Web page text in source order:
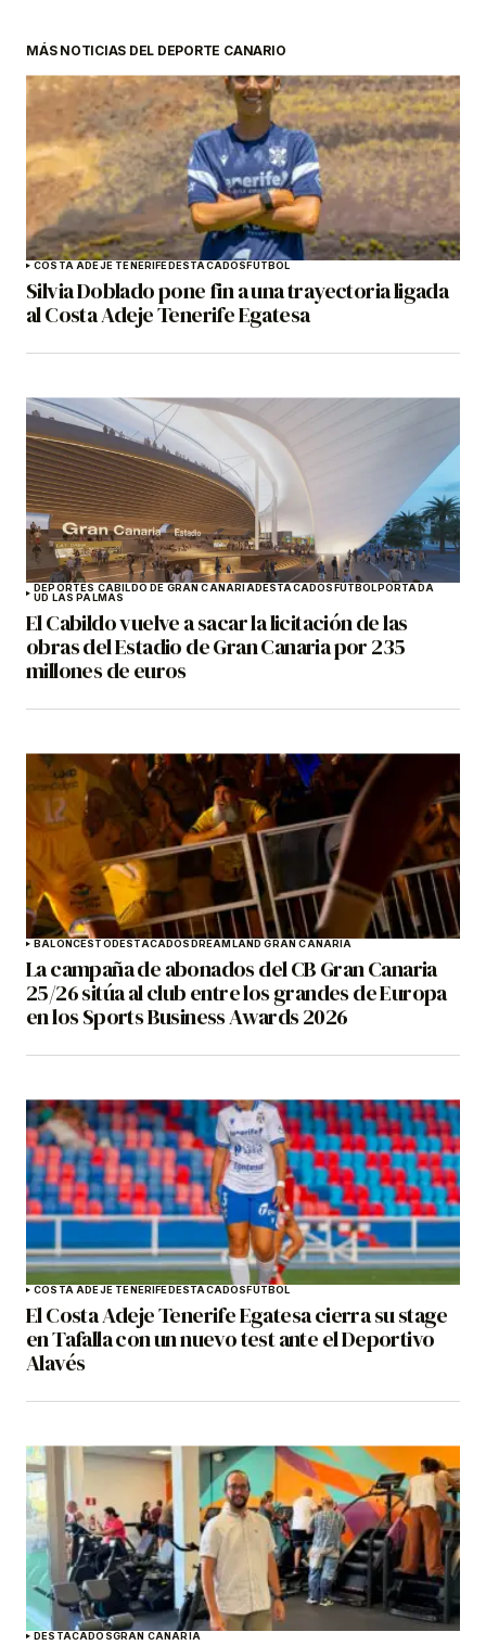
MÁS NOTICIAS DEL DEPORTE CANARIO
COSTA ADEJE TENERIFE DESTACADOS FÚTBOL
Silvia Doblado pone fin a una trayectoria ligada
al Costa Adeje Tenerife Egatesa
DEPORTES CABILDO DE GRAN CANARIADESTACADOS FÚTBOL PORTADA
UD LAS PALMAS
El Cabildo vuelve a sacar la licitación de las
obras del Estadio de Gran Canaria por 235
millones de euros
BALONCESTO DESTACADOS DREAMLAND GRAN CANARIA
La campaña de abonados del CB Gran Canaria
25/26 sitúa al club entre los grandes de Europa
en los Sports Business Awards 2026
COSTA ADEJE TENERIFE DESTACADOS FÚTBOL
El Costa Adeje Tenerife Egatesa cierra su stage
en Tafalla con un nuevo test ante el Deportivo
Alavés
DESTACADOSGRAN CANARIA